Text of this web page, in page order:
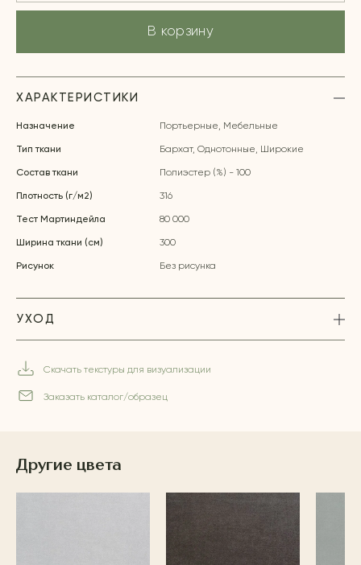
В корзину
ХАРАКТЕРИСТИКИ
Назначение Портьерные, Мебельные
Тип ткани Бархат, Однотонные, Широкие
Состав ткани Полиэстер (%) - 100
Плотность (г/м2) 316
Тест Мартиндейла 80 000
Ширина ткани (см) 300
Рисунок Без рисунка
УХОД
Скачать текстуры для визуализации
Заказать каталог/образец
Другие цвета